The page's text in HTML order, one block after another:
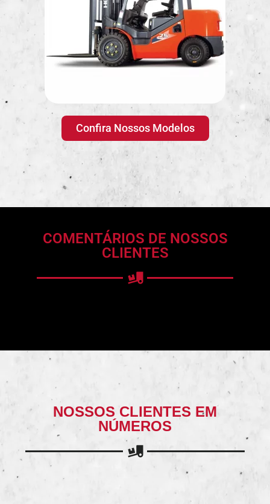
Confira Nossos Modelos
COMENTÁRIOS DE NOSSOS
CLIENTES
NOSSOS CLIENTES EM
NÚMEROS